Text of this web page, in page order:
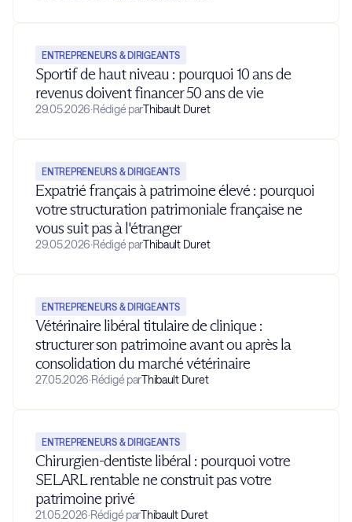
ENTREPRENEURS & DIRIGEANTS
Sportif de haut niveau : pourquoi 10 ans de
revenus doivent financer 50 ans de vie
29.05.2026·Rédigé parThibault Duret
ENTREPRENEURS & DIRIGEANTS
Expatrié français à patrimoine élevé : pourquoi
votre structuration patrimoniale française ne
vous suit pas à l'étranger
29.05.2026·Rédigé parThibault Duret
ENTREPRENEURS & DIRIGEANTS
Vétérinaire libéral titulaire de clinique :
structurer son patrimoine avant ou après la
consolidation du marché vétérinaire
27.05.2026·Rédigé parThibault Duret
ENTREPRENEURS & DIRIGEANTS
Chirurgien-dentiste libéral : pourquoi votre
SELARL rentable ne construit pas votre
patrimoine privé
21.05.2026·Rédigé parThibault Duret